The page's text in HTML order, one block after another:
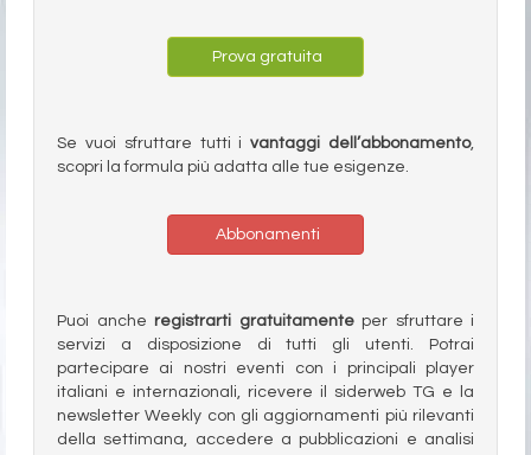
Prova gratuita
Se vuoi sfruttare tutti ivantaggi dell’abbonamento,
scopri la formula più adatta alle tue esigenze.
Abbonamenti
Puoi anche registrarti gratuitamenteper sfruttare i
servizi a disposizione di tutti gli utenti. Potrai
partecipare ai nostri eventi con i principali player
italiani e internazionali, ricevere il siderweb TG e la
newsletter Weekly con gli aggiornamenti più rilevanti
della settimana, accedere a pubblicazioni e analisi